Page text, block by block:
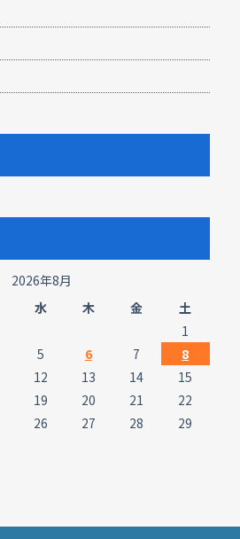
2026年8月
水 木 金 土
1
5 6 7
8
12 13 14
15
19 20 21
22
26 27 28
29